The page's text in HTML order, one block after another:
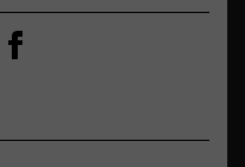
Partager
sur